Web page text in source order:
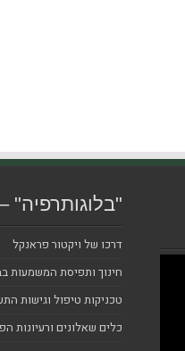
"בלוגותרפיה"
דרכו של ויקטור פראנקל
חינוך ותפיסת המשמעות
טכניקות טיפול וגישות
כלים שאלונים ורעיונות